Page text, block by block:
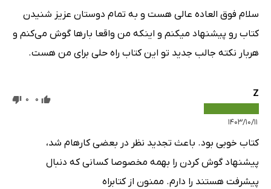
سلام فوق العاده عالی هست و به تمام دوستان عزیز شنیدن
کتاب رو پیشنهاد میکنم و اینکه من واقعا بارها گوش می‌کنم و
هربار نکته جالب جدید تو این کتاب راه حلی برای من هست.
Z
۱۴۰۳/۱۰/۱۱
0
0
کتاب خوبی بود. باعث تجدید نظر در بعضی کارهام شد،
پیشنهاد گوش کردن را بهمه مخصوصا کسانی که دنبال
پیشرفت هستند را دارم. ممنون از کتابراه